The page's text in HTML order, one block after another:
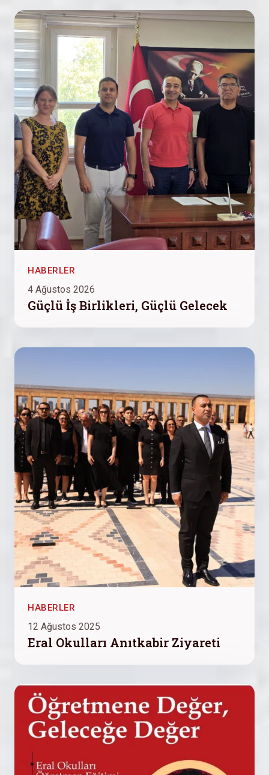
HABERLER
4 Ağustos 2026
Güçlü İş Birlikleri, Güçlü Gelecek
HABERLER
12 Ağustos 2025
Eral Okulları Anıtkabir Ziyareti